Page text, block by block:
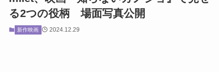
る2つの役柄 場面写真公開
新作映画 2024.12.29